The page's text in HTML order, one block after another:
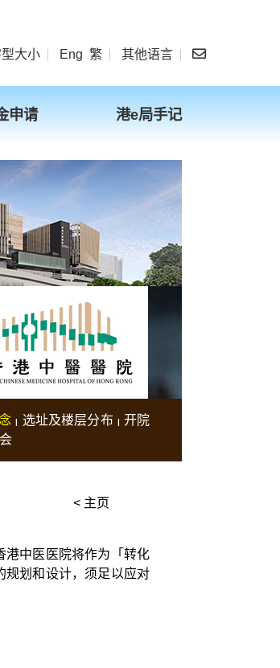
大小 Eng 繁 其他语言
申请 港e局手记
选址及楼层分布
开院
< 主页
港中医医院将作为「转化
规划和设计，须足以应对